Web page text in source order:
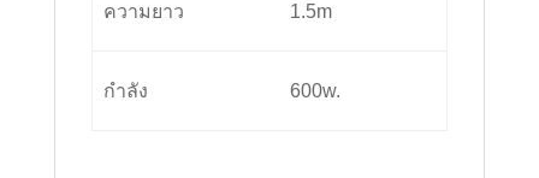
ความยาว 1.5m
กำลัง 600w.